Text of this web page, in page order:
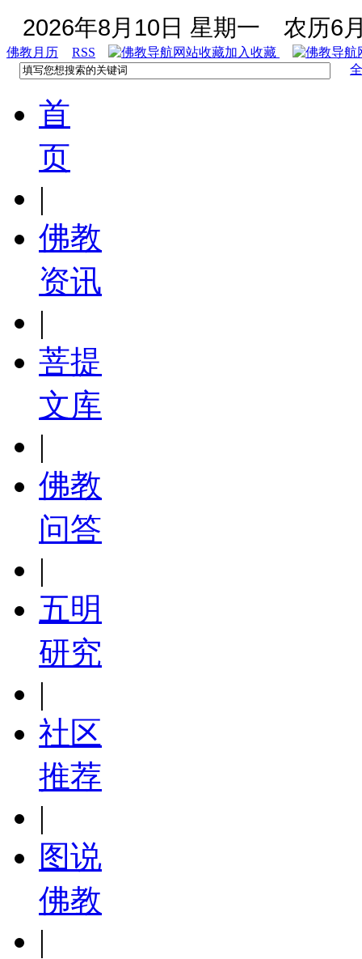
2026年8月10日 星期一 农历6
佛教月历 RSS
加入收藏
首
页
|
佛教
资讯
|
菩提
文库
|
佛教
问答
|
五明
研究
|
社区
推荐
|
图说
佛教
|